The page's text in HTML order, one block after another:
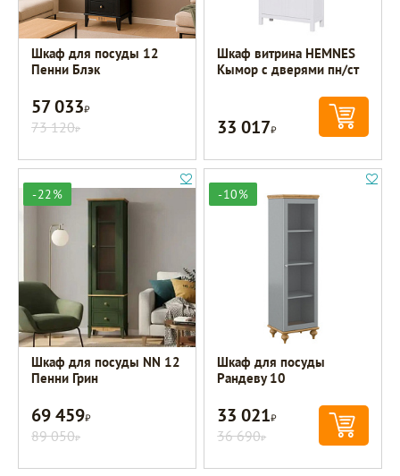
Шкаф для посуды 12
Пенни Блэк
57 033Р
73 120Р
Шкаф витрина HEMNES
Кымор с дверями пн/ст
33 017Р
-22%
Шкаф для посуды NN 12
Пенни Грин
69 459Р
89 050Р
-10%
Шкаф для посуды
Рандеву 10
33 021Р
36 690Р